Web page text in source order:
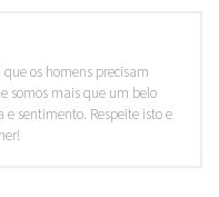
os homens precisam
somos mais que um belo
e sentimento. Respeite isto e